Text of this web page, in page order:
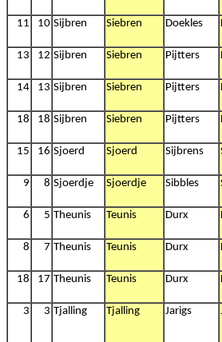
11 10 Sijbren Siebren Doekles
13 12 Sijbren Siebren Pijtters
14 13 Sijbren Siebren Pijtters
18 18 Sijbren Siebren Pijtters
15 16 Sjoerd Sjoerd Sijbrens
9 8 Sjoerdje Sjoerdje Sibbles
6 5 Theunis Teunis Durx
8 7 Theunis Teunis Durx
18 17 Theunis Teunis Durx
3 3 Tjalling Tjalling Jarigs